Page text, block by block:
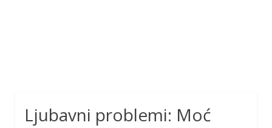
Ljubavni problemi: Moć